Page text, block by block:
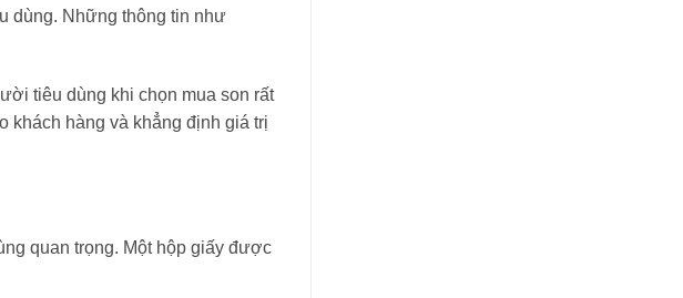
dùng. Những thông tin như
tiêu dùng khi chọn mua son rất
khách hàng và khẳng định giá trị
quan trọng. Một hộp giấy được